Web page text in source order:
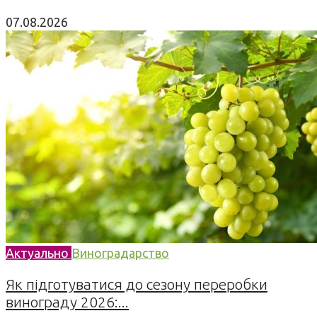
07.08.2026
Актуально Виноградарство
Як підготуватися до сезону переробки
винограду 2026:...